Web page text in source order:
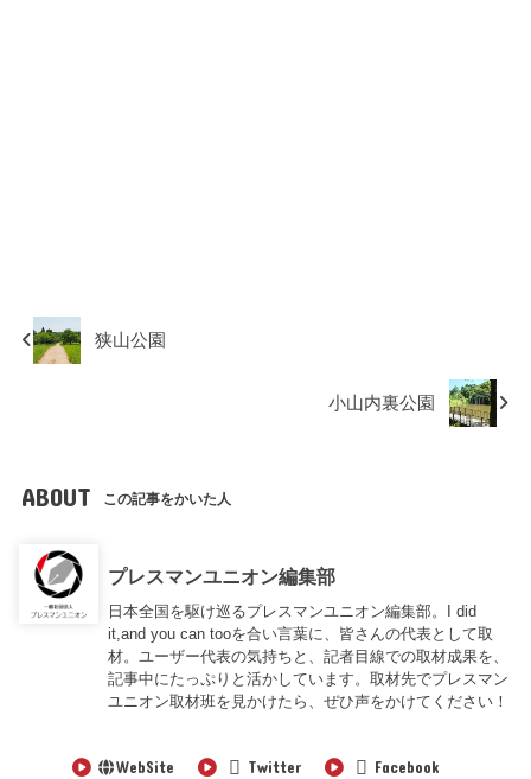
狭山公園
小山内裏公園
ABOUT この記事をかいた人
プレスマンユニオン編集部
日本全国を駆け巡るプレスマンユニオン編集部。I did
it,and you can tooを合い言葉に、皆さんの代表として取
材。ユーザー代表の気持ちと、記者目線での取材成果を、
記事中にたっぷりと活かしています。取材先でプレスマン
ユニオン取材班を見かけたら、ぜひ声をかけてください！
WebSite Twitter Facebook